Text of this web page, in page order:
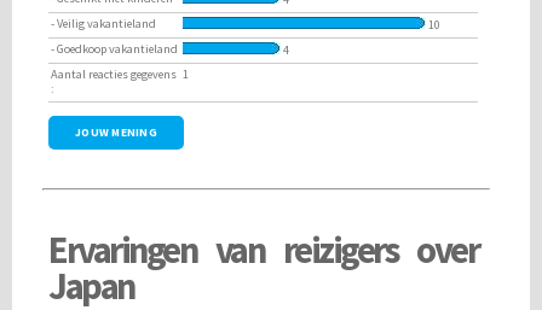
- Veilig vakantieland
10
- Goedkoop vakantieland
4
Aantal reacties gegevens
:
1
JOUW MENING
Ervaringen van reizigers over
Japan